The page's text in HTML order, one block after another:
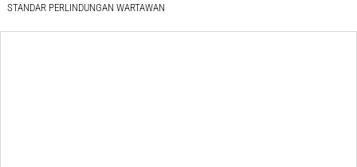
STANDAR PERLINDUNGAN WARTAWAN